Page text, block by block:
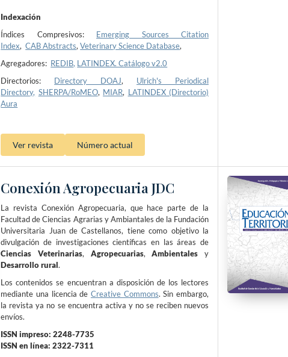
Indexación
Índices Compresivos: Emerging Sources Citation
Index,CAB Abstracts,Veterinary Science Database,
Agregadores: REDIB, LATINDEX. Catálogo v2.0
Directorios: Directory DOAJ, Ulrich's Periodical
Directory, SHERPA/RoMEO, MIAR, LATINDEX (Directorio)
Aura
Ver revista Número actual
Conexión Agropecuaria JDC
La revista Conexión Agropecuaria, que hace parte de la
Facultad de Ciencias Agrarias y Ambiantales de la Fundación
Universitaria Juan de Castellanos, tiene como objetivo la
divulgación de investigaciones científicas en las áreas de
Ciencias Veterinarias, Agropecuarias,Ambientales y
Desarrollo rural.
Los contenidos se encuentran a disposición de los lectores
mediante una licencia de Creative Commons. Sin embargo,
la revista ya no se encuentra activa y no se reciben nuevos
envíos.
ISSN impreso: 2248-7735
ISSN en línea: 2322-7311